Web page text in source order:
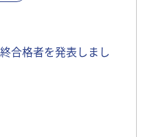
合格者を発表しまし